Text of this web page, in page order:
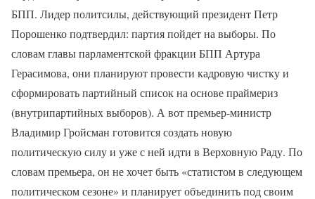
БПП. Лидер политсилы, действующий президент Петр
Порошенко подтвердил: партия пойдет на выборы. По
словам главы парламентской фракции БПП Артура
Герасимова, они планируют провести кадровую чистку и
сформировать партийный список на основе праймериз
(внутрипартийных выборов). А вот премьер-министр
Владимир Гройсман готовится создать новую
политическую силу и уже с ней идти в Верховную Раду. По
словам премьера, он не хочет быть «статистом в следующем
политическом сезоне» и планирует объединить под своим